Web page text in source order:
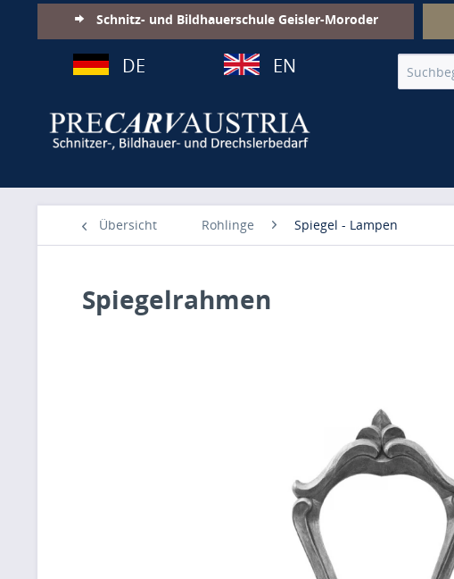
Schnitz- und Bildhauerschule Geisler-Moroder
DE EN
Übersicht Rohlinge Spiegel - Lampen
Spiegelrahmen